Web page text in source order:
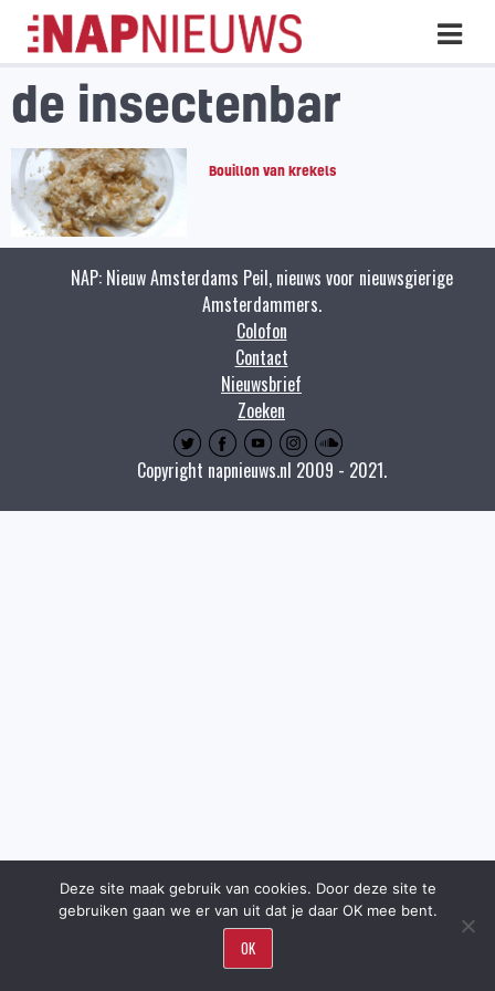
Skip
naar
inhoud
de insectenbar
Bouillon van krekels
NAP: Nieuw Amsterdams Peil, nieuws voor nieuwsgierige
Amsterdammers.
Colofon
Contact
Nieuwsbrief
Zoeken
Copyright napnieuws.nl 2009 - 2021.
Deze site maak gebruik van cookies. Door deze site te
gebruiken gaan we er van uit dat je daar OK mee bent.
OK